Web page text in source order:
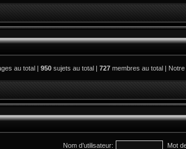
au total | 950 sujets au total | 727 membres au total |
Nom d’utilisateur: Mot